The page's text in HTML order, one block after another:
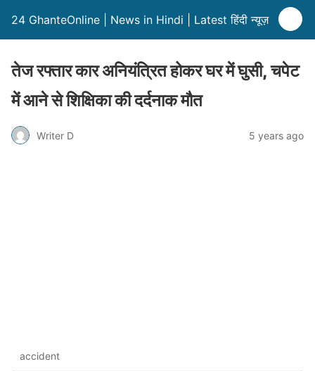
24 GhanteOnline | News in Hindi | Latest हिंदी न्यूज़
तेज रफ्तार कार अनियंत्रित होकर घर में घुसी, चपेट
में आने से शिक्षिका की दर्दनाक मौत
Writer D 5 years ago
accident